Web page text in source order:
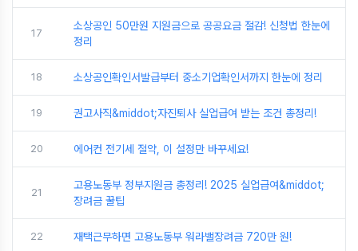
17
소상공인 50만원 지원금으로 공공요금 절감! 신청법 한눈에
정리
18 소상공인확인서발급부터 중소기업확인서까지 한눈에 정리
19 권고사직&middot;자진퇴사 실업급여 받는 조건 총정리!
20 에어컨 전기세 절약, 이 설정만 바꾸세요!
21
고용노동부 정부지원금 총정리! 2025 실업급여&middot;
장려금 꿀팁
22 재택근무하면 고용노동부 워라밸장려금 720만 원!